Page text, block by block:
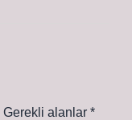
Gerekli alanlar *